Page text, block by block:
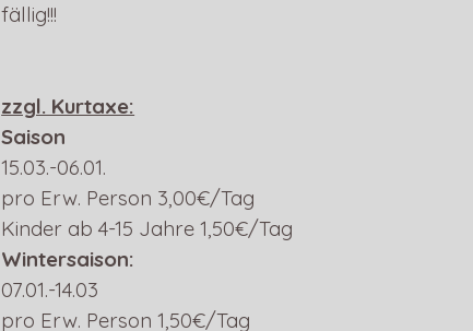
fällig!!!
zzgl. Kurtaxe:
Saison
15.03.-06.01.
pro Erw. Person 3,00€/Tag
Kinder ab 4-15 Jahre 1,50€/Tag
Wintersaison:
07.01.-14.03
pro Erw. Person 1,50€/Tag